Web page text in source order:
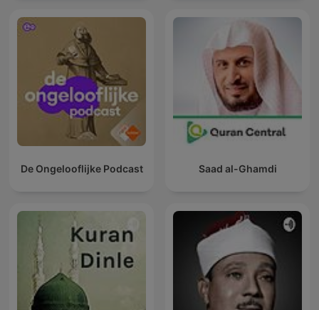
De Ongelooflijke Podcast Saad al-Ghamdi